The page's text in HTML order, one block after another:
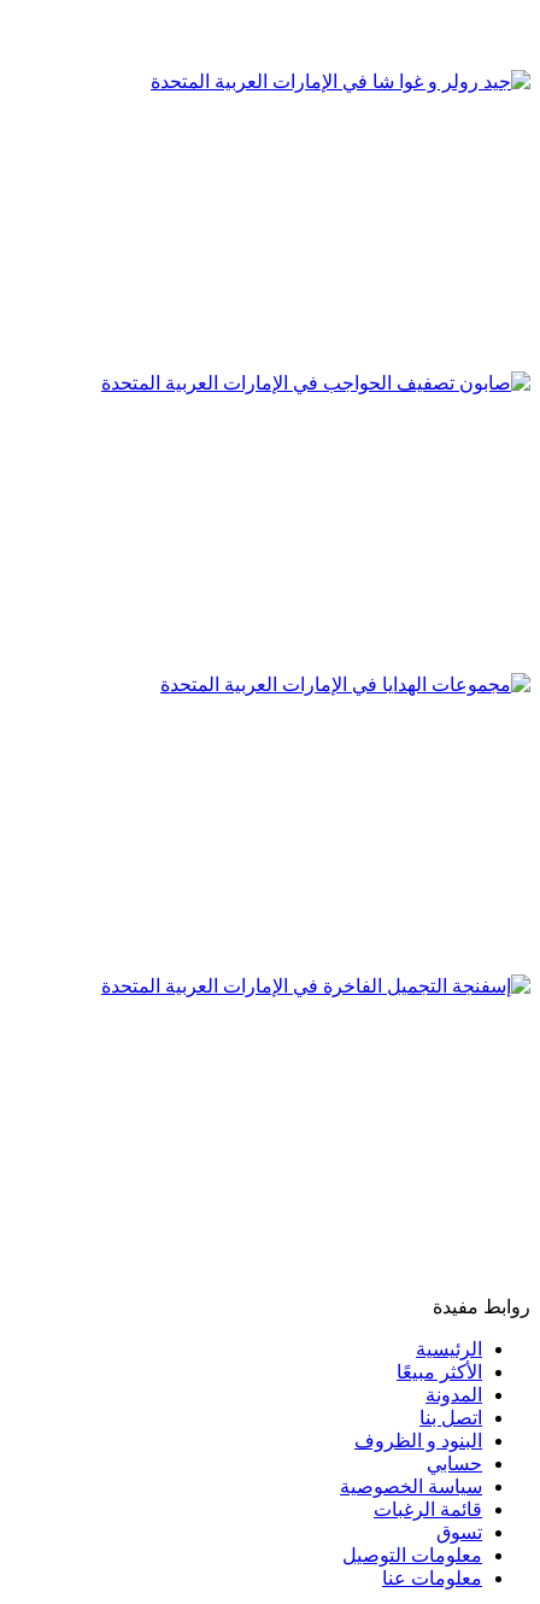
روابط مفيدة
الرئيسية
الأكثر مبيعًا
المدونة
اتصل بنا
البنود و الظروف
حسابي
سياسة الخصوصية
قائمة الرغبات
تسوق
معلومات التوصيل
معلومات عنا